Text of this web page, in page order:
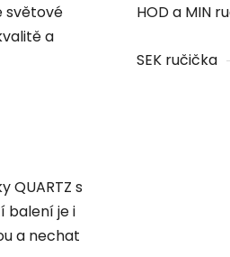
světové
a
QUARTZ s
balení je i
a nechat
HOD a MIN
SEK ručička